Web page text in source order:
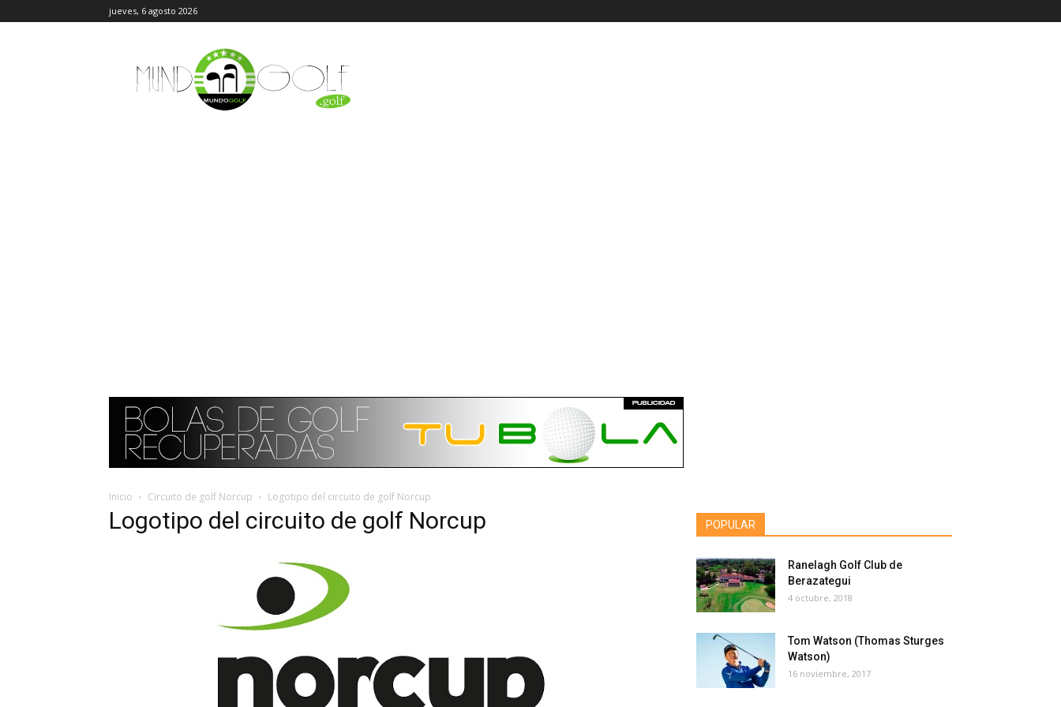
jueves, 6 agosto 2026
MundoGolf.golf
Inicio Circuito de golf Norcup Logotipo del circuito de golf Norcup
Logotipo del circuito de golf Norcup POPULAR
Ranelagh Golf Club de
Berazategui
4 octubre, 2018
Tom Watson (Thomas Sturges
Watson)
16 noviembre, 2017